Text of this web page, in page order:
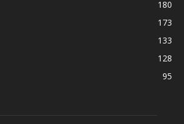
180
173
133
128
95